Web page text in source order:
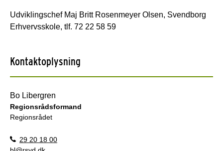
Udviklingschef Maj Britt Rosenmeyer Olsen, Svendborg
Erhvervsskole, tlf. 72 22 58 59
Kontaktoplysning
Bo Libergren
Regionsrådsformand
Regionsrådet
29 20 18 00